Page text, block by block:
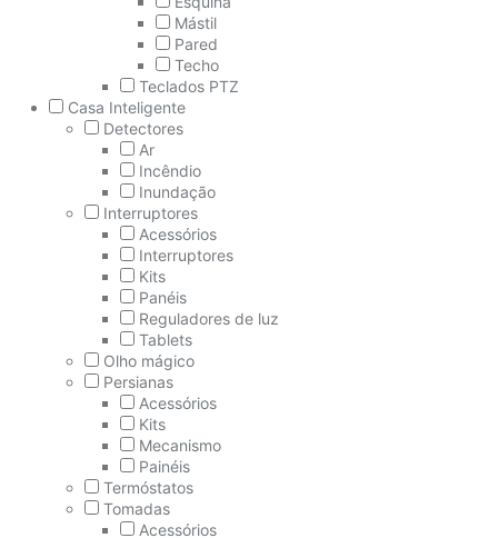
Mástil
Pared
Techo
Teclados PTZ
Casa Inteligente
Detectores
Ar
Incêndio
Inundação
Interruptores
Acessórios
Interruptores
Kits
Panéis
Reguladores de luz
Tablets
Olho mágico
Persianas
Acessórios
Kits
Mecanismo
Painéis
Termóstatos
Tomadas
Acessórios